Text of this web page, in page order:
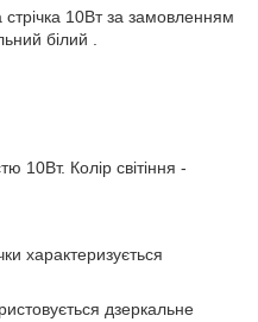
стрічка 10Вт за замовленням
білий .
10Вт. Колір світіння -
характеризується
дзеркальне